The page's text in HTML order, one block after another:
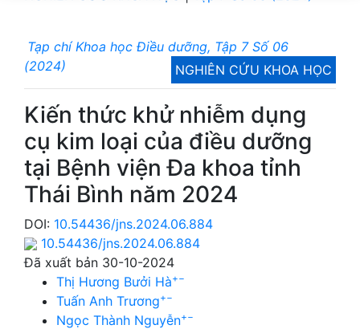
Tạp chí Khoa học Điều dưỡng, Tập 7 Số 06
(2024)
NGHIÊN CỨU KHOA HỌC
Kiến thức khử nhiễm dụng
cụ kim loại của điều dưỡng
tại Bệnh viện Đa khoa tỉnh
Thái Bình năm 2024
DOI: 10.54436/jns.2024.06.884
10.54436/jns.2024.06.884
Đã xuất bản 30-10-2024
Thị Hương Bưởi Hà+−
Tuấn Anh Trương+−
Ngọc Thành Nguyễn+−